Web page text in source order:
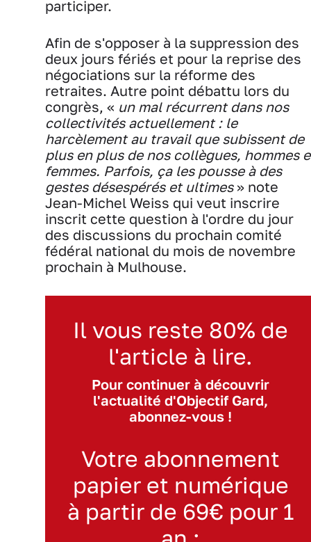
participer.
Afin de s'opposer à la suppression des
deux jours fériés et pour la reprise des
négociations sur la réforme des
retraites. Autre point débattu lors du
congrès, « un mal récurrent dans nos
collectivités actuellement : le
harcèlement au travail que subissent de
plus en plus de nos collègues, hommes
femmes. Parfois, ça les pousse à des
gestes désespérés et ultimes» note
Jean-Michel Weiss qui veut inscrire
inscrit cette question à l'ordre du jour
des discussions du prochain comité
fédéral national du mois de novembre
prochain à Mulhouse.
Il vous reste 80% de
l'article à lire.
Pour continuer à découvrir
l'actualité d'Objectif Gard,
abonnez-vous !
Votre abonnement
papier et numérique
à partir de 69€ pour 1